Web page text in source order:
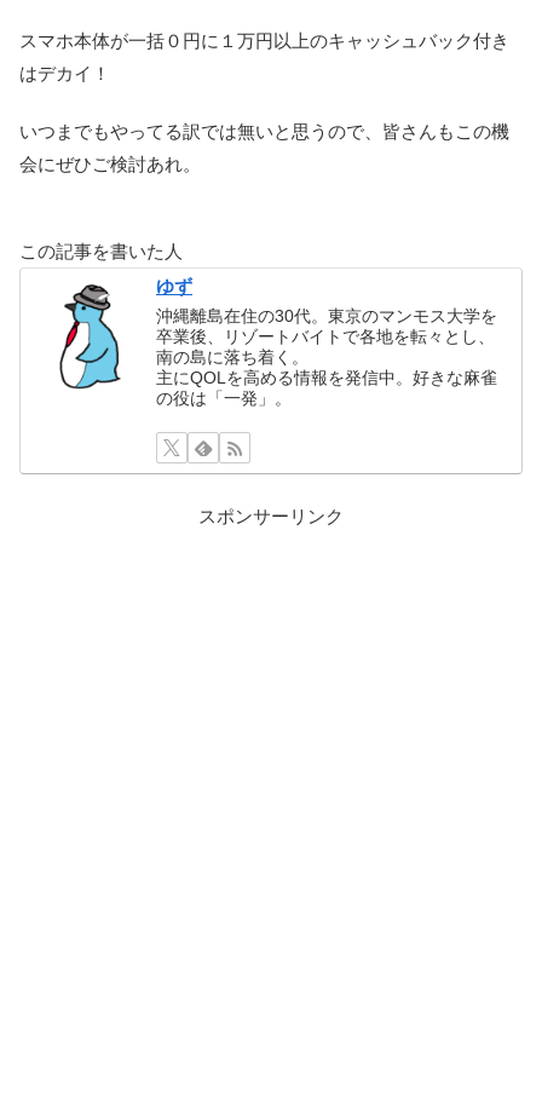
スマホ本体が一括０円に１万円以上のキャッシュバック付き
はデカイ！
いつまでもやってる訳では無いと思うので、皆さんもこの機
会にぜひご検討あれ。
この記事を書いた人
ゆず
沖縄離島在住の30代。東京のマンモス大学を
卒業後、リゾートバイトで各地を転々とし、
南の島に落ち着く。
主にQOLを高める情報を発信中。好きな麻雀
の役は「一発」。
スポンサーリンク